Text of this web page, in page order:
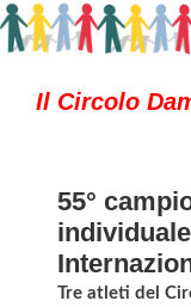
Il Circolo
55°
Tre atleti del